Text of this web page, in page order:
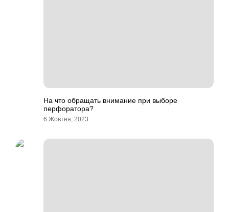
На что обращать внимание при выборе
перфоратора?
6 Жовтня, 2023